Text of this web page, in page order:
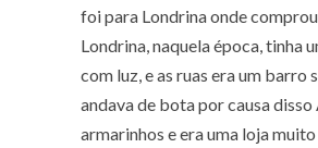
foi para Londrina onde
Londrina, naquela época, tinha
com luz, e as ruas era um barro
andava de bota por causa disso
armarinhos e era uma loja